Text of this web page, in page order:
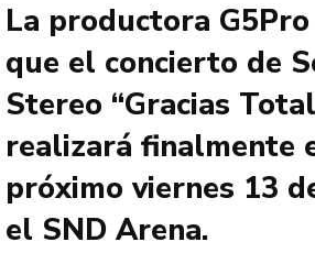
La productora
que el concierto de
Stereo “Gracias
realizará finalmente
próximo viernes 13
el SND Arena.